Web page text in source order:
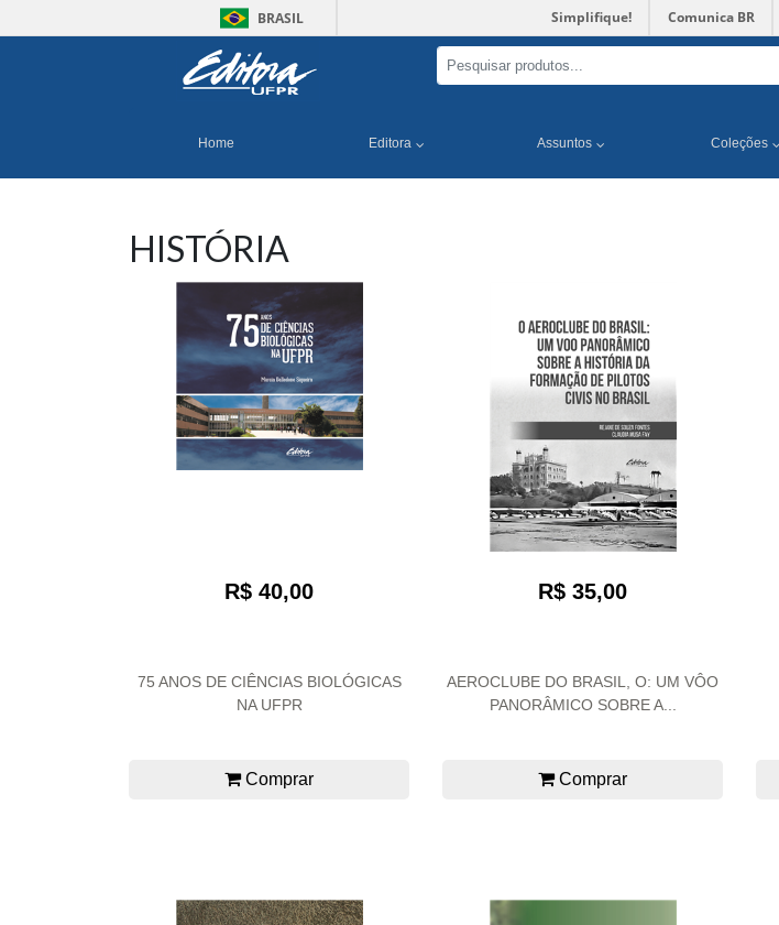
BRASIL Simplifique! Comunica BR
Home Editora Assuntos Coleções
HISTÓRIA
R$ 40,00
75 ANOS DE CIÊNCIAS BIOLÓGICAS
NA UFPR
Comprar
R$ 35,00
AEROCLUBE DO BRASIL, O: UM VÔO
PANORÂMICO SOBRE A...
Comprar